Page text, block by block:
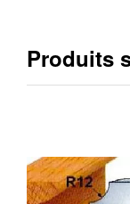
Produits